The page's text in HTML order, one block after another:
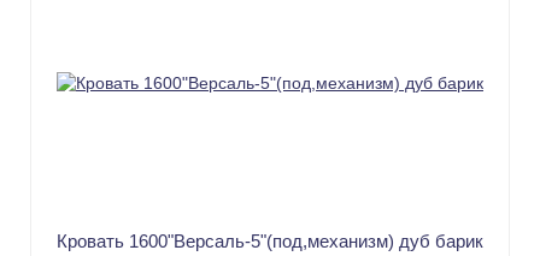
Кровать 1600"Версаль-5"(под,механизм) дуб барик